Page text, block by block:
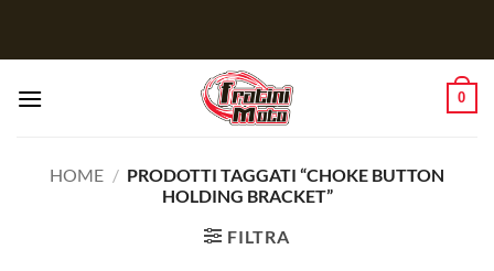
0
HOME / PRODOTTI TAGGATI “CHOKE BUTTON
HOLDING BRACKET”
FILTRA